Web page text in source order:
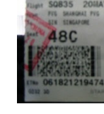
Rp 28.036,-. Dan
tabungan saya
berapa persen.
belum lagi